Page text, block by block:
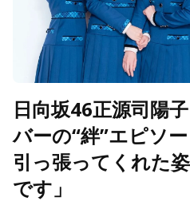
日向坂46正源司陽
バーの“絆”エピソ
引っ張ってくれた
です」